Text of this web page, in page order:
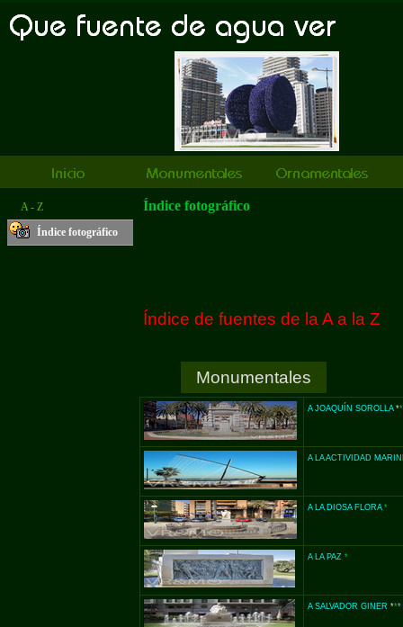
A - Z
Índice fotográfico
Índice fotográfico
Índice de fuentes de la A a la Z
Monumentales
A JOAQUÍN SOROLLA **
A LA ACTIVIDAD
A LA DIOSA FLORA *
A LA PAZ *
A SALVADOR GINER ***